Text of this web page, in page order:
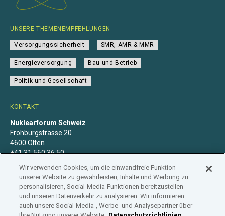
KONTAKT
Nuklearforum Schweiz
Frohburgstrasse 20
4600 Olten
+41 31 560 36 50
UNSERE THEMENEMPFEHLUNGEN
Versorgungssicherheit SMR, AMR & MMR
Energieversorgung Bau und Betrieb
Politik und Gesellschaft
Datenschutzerklärung Impressum Mitgliedschaft
Wir verwenden Cookies, um die einwandfreie Funktion
unserer Website zu gewährleisten, Inhalte und Werbung zu
personalisieren, Social-Media-Funktionen bereitzustellen
und unseren Datenverkehr zu analysieren. Wir informieren
auch unsere Social-Media-, Werbe- und Analysepartner über